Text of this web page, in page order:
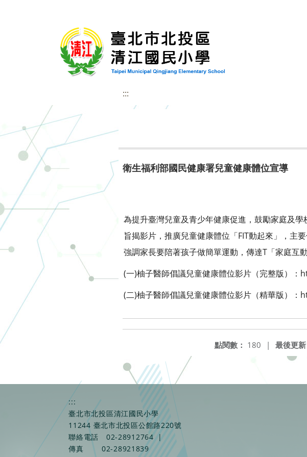
:::
衛生福利部國民健康署兒童健康體位宣導
為提升臺灣兒童及青少年健康促進，鼓勵家庭及
旨揭影片，推廣兒童健康體位「FIT動起來」，主
強調家長要陪著孩子做簡單運動，傳達T「家庭互
(一)柚子醫師倡議兒童健康體位影片（完整版）
(二)柚子醫師倡議兒童健康體位影片（精華版）
最後更新
點閱數： 180 |
:::
臺北市北投區清江國民小學
11244 臺北市北投區公館路220號
聯絡電話
02-28912764 |
傳真
02-28921839